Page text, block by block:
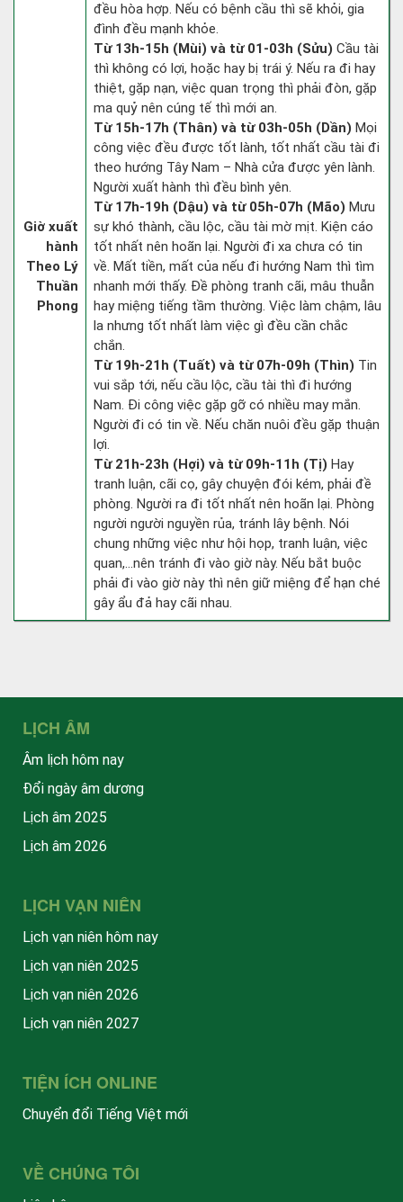
Giờ xuất
hành
Theo Lý
Thuần
Phong
đều hòa hợp. Nếu có bệnh cầu thì sẽ khỏi, gia
đình đều mạnh khỏe.
Từ 13h-15h (Mùi) và từ 01-03h (Sửu) Cầu tài
thì không có lợi, hoặc hay bị trái ý. Nếu ra đi hay
thiệt, gặp nạn, việc quan trọng thì phải đòn, gặp
ma quỷ nên cúng tế thì mới an.
Từ 15h-17h (Thân) và từ 03h-05h (Dần) Mọi
công việc đều được tốt lành, tốt nhất cầu tài đi
theo hướng Tây Nam – Nhà cửa được yên lành.
Người xuất hành thì đều bình yên.
Từ 17h-19h (Dậu) và từ 05h-07h (Mão) Mưu
sự khó thành, cầu lộc, cầu tài mờ mịt. Kiện cáo
tốt nhất nên hoãn lại. Người đi xa chưa có tin
về. Mất tiền, mất của nếu đi hướng Nam thì tìm
nhanh mới thấy. Đề phòng tranh cãi, mâu thuẫn
hay miệng tiếng tầm thường. Việc làm chậm, lâu
la nhưng tốt nhất làm việc gì đều cần chắc
chắn.
Từ 19h-21h (Tuất) và từ 07h-09h (Thìn) Tin
vui sắp tới, nếu cầu lộc, cầu tài thì đi hướng
Nam. Đi công việc gặp gỡ có nhiều may mắn.
Người đi có tin về. Nếu chăn nuôi đều gặp thuận
lợi.
Từ 21h-23h (Hợi) và từ 09h-11h (Tị) Hay
tranh luận, cãi cọ, gây chuyện đói kém, phải đề
phòng. Người ra đi tốt nhất nên hoãn lại. Phòng
người người nguyền rủa, tránh lây bệnh. Nói
chung những việc như hội họp, tranh luận, việc
quan,…nên tránh đi vào giờ này. Nếu bắt buộc
phải đi vào giờ này thì nên giữ miệng để hạn ché
gây ẩu đả hay cãi nhau.
LỊCH ÂM
Âm lịch hôm nay
Đổi ngày âm dương
Lịch âm 2025
Lịch âm 2026
LỊCH VẠN NIÊN
Lịch vạn niên hôm nay
Lịch vạn niên 2025
Lịch vạn niên 2026
Lịch vạn niên 2027
TIỆN ÍCH ONLINE
Chuyển đổi Tiếng Việt mới
VỀ CHÚNG TÔI